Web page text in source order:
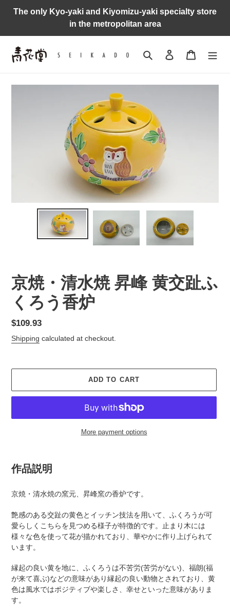
The only Kyo-yaki and Kiyomizu-yaki specialty store
in the metropolitan area
Search Log in Cart
京焼・清水焼 昇峰 黄交趾ふ
くろう香炉
Regular
price
$109.93
Shipping calculated at checkout.
ADD TO CART
More payment options
product
to
cart
作品説明
京焼・清水焼の窯元、昇峰窯の香炉です。
艶感のある交趾の黄色とイッチン技法を用いて、ふくろうが可
愛らしくこちらを見つめる様子が特徴的です。止まり木には
様々な色を使って花が描かれており、華やかに作り上げられて
います。
縁起の良い黄を地に、ふくろうは不苦労(苦労がない)、福朗(福
が来て喜ぶ)などの意味があり縁起の良い動物とされており、黄
色は風水ではポジティブや楽しさ、幸せといった意味がありま
す。